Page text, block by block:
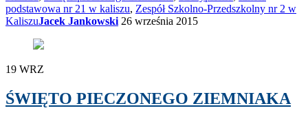
podstawowa nr 21 w kaliszu, Zespół Szkolno-Przedszkolny nr 2 w
KaliszuJacek Jankowski 26 września 2015
19 WRZ
ŚWIĘTO PIECZONEGO ZIEMNIAKA